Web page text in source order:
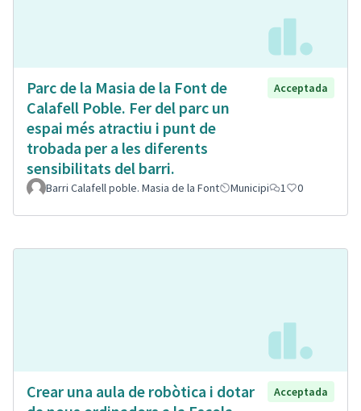
Parc de la Masia de la Font de
Calafell Poble. Fer del parc un
espai més atractiu i punt de
trobada per a les diferents
sensibilitats del barri.
Acceptada
Barri Calafell poble. Masia de la Font Municipi 1 0
Crear una aula de robòtica i dotar
Acceptada